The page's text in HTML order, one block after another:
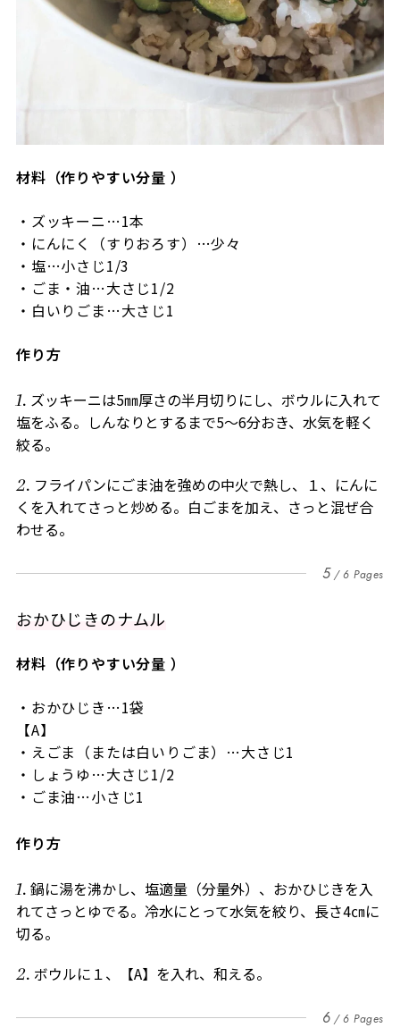
材料（作りやすい分量 ）
・ズッキーニ…1本
・にんにく（すりおろす）…少々
・塩…小さじ1/3
・ごま・油…大さじ1/2
・白いりごま…大さじ1
作り方
ズッキーニは5㎜厚さの半月切りにし、ボウルに入れて
塩をふる。しんなりとするまで5～6分おき、水気を軽く
絞る。
フライパンにごま油を強めの中火で熱し、１、にんに
くを入れてさっと炒める。白ごまを加え、さっと混ぜ合
わせる。
5 6 Pages
おかひじきのナムル
材料（作りやすい分量 ）
・おかひじき…1袋
【A】
・えごま（または白いりごま）…大さじ1
・しょうゆ…大さじ1/2
・ごま油…小さじ1
作り方
鍋に湯を沸かし、塩適量（分量外）、おかひじきを入
れてさっとゆでる。冷水にとって水気を絞り、長さ4㎝に
切る。
ボウルに１、【A】を入れ、和える。
6 6 Pages